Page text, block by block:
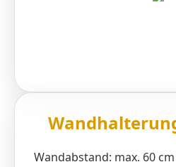
Wandabstand: max. 60